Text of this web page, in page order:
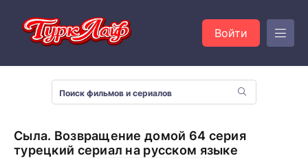
Войти
Сыла. Возвращение домой 64 серия
турецкий сериал на русском языке